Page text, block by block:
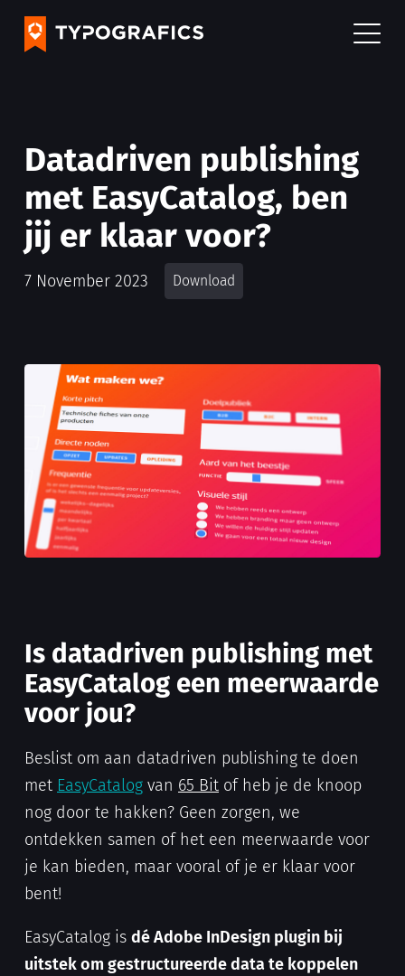
Datadriven publishing
met EasyCatalog, ben
jij er klaar voor?
7 November 2023 Download
Is datadriven publishing met
EasyCatalog een meerwaarde
voor jou?
Beslist om aan datadriven publishing te doen
met EasyCatalog van 65 Bit of heb je de knoop
nog door te hakken? Geen zorgen, we
ontdekken samen of het een meerwaarde voor
je kan bieden, maar vooral of je er klaar voor
bent!
EasyCatalog is dé Adobe InDesign plugin bij
uitstek om gestructureerde data te koppelen